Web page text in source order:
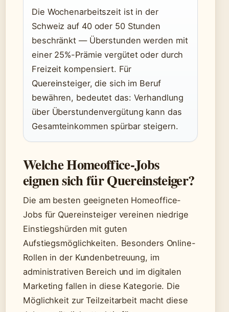
Die Wochenarbeitszeit ist in der
Schweiz auf 40 oder 50 Stunden
beschränkt — Überstunden werden mit
einer 25%-Prämie vergütet oder durch
Freizeit kompensiert. Für
Quereinsteiger, die sich im Beruf
bewähren, bedeutet das: Verhandlung
über Überstundenvergütung kann das
Gesamteinkommen spürbar steigern.
Welche Homeoffice-Jobs
eignen sich für Quereinsteiger?
Die am besten geeigneten Homeoffice-
Jobs für Quereinsteiger vereinen niedrige
Einstiegshürden mit guten
Aufstiegsmöglichkeiten. Besonders Online-
Rollen in der Kundenbetreuung, im
administrativen Bereich und im digitalen
Marketing fallen in diese Kategorie. Die
Möglichkeit zur Teilzeitarbeit macht diese